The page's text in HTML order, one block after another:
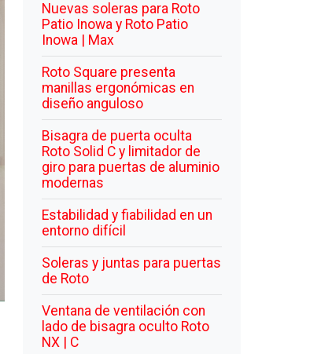
Nuevas soleras para Roto
Patio Inowa y Roto Patio
Inowa | Max
Roto Square presenta
manillas ergonómicas en
diseño anguloso
Bisagra de puerta oculta
Roto Solid C y limitador de
giro para puertas de aluminio
modernas
Estabilidad y fiabilidad en un
entorno difícil
Soleras y juntas para puertas
de Roto
Ventana de ventilación con
lado de bisagra oculto Roto
NX | C